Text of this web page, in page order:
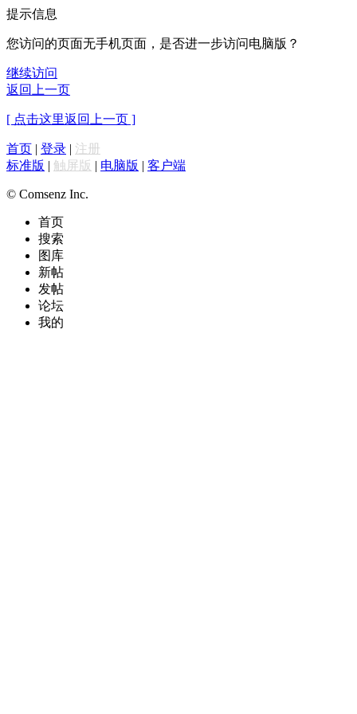
提示信息
您访问的页面无手机页面，是否进一步访问电脑版？
继续访问
返回上一页
[ 点击这里返回上一页 ]
首页 | 登录 | 注册
标准版 | 触屏版 | 电脑版 | 客户端
© Comsenz Inc.
首页
搜索
图库
新帖
发帖
论坛
我的